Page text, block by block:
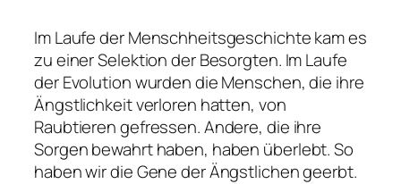
Im Laufe der Menschheitsgeschichte kam es
zu einer Selektion der Besorgten. Im Laufe
der Evolution wurden die Menschen, die ihre
Ängstlichkeit verloren hatten, von
Raubtieren gefressen. Andere, die ihre
Sorgen bewahrt haben, haben überlebt. So
haben wir die Gene der Ängstlichen geerbt.